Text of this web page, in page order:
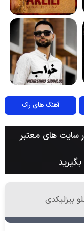
آهنگ های راک
های معتبر
بیزلیکدی